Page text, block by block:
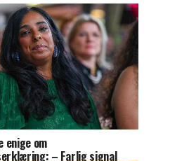
enige om
– Farlig signal